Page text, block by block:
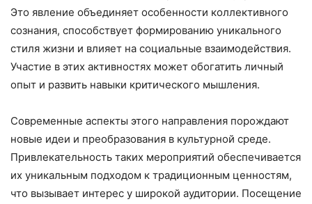
Это явление объединяет особенности коллективного
сознания, способствует формированию уникального
стиля жизни и влияет на социальные взаимодействия.
Участие в этих активностях может обогатить личный
опыт и развить навыки критического мышления.
Современные аспекты этого направления порождают
новые идеи и преобразования в культурной среде.
Привлекательность таких мероприятий обеспечивается
их уникальным подходом к традиционным ценностям,
что вызывает интерес у широкой аудитории. Посещение